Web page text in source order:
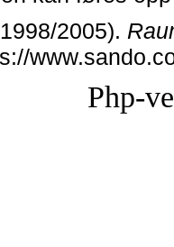
2005).
Php-